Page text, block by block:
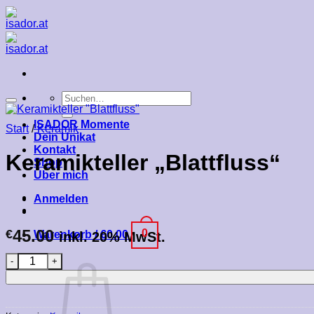
Zum
Inhalt
springen
Suchen
nach:
ISADOR Momente
Dein Unikat
Kontakt
Shop
Über mich
Anmelden
Warenkorb /€0.00 0
Start / Keramik
Keramikteller „Blattfluss“
€45.00 inkl. 20% MwSt.
Keramikteller "Blattfluss" Menge